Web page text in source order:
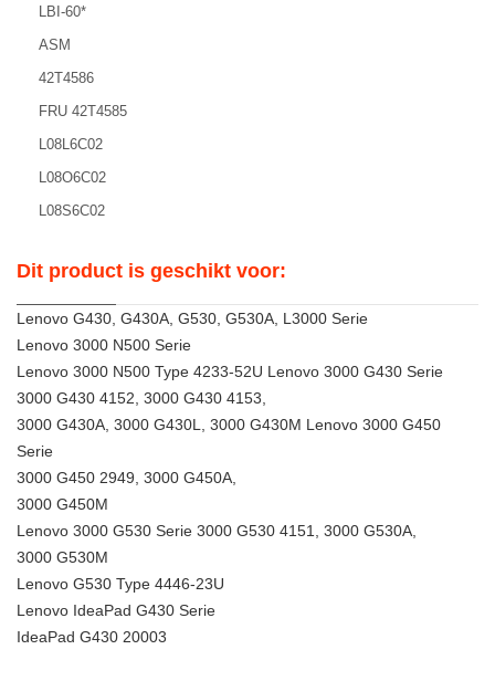
LBI-60*
ASM
42T4586
FRU 42T4585
L08L6C02
L08O6C02
L08S6C02
Dit product is geschikt voor:
Lenovo G430, G430A, G530, G530A, L3000 Serie
Lenovo 3000 N500 Serie
Lenovo 3000 N500 Type 4233-52U Lenovo 3000 G430 Serie
3000 G430 4152, 3000 G430 4153,
3000 G430A, 3000 G430L, 3000 G430M Lenovo 3000 G450
Serie
3000 G450 2949, 3000 G450A,
3000 G450M
Lenovo 3000 G530 Serie 3000 G530 4151, 3000 G530A,
3000 G530M
Lenovo G530 Type 4446-23U
Lenovo IdeaPad G430 Serie
IdeaPad G430 20003